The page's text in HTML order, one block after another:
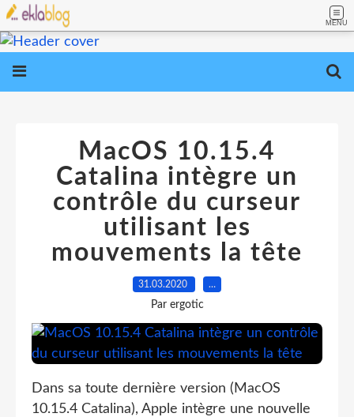
MENU
MacOS 10.15.4
Catalina intègre un
contrôle du curseur
utilisant les
mouvements la tête
31.03.2020 …
Par ergotic
Dans sa toute dernière version (MacOS
10.15.4 Catalina), Apple intègre une nouvelle